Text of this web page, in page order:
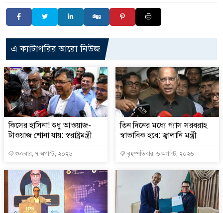
এ ক্যাটাগরির আরো নিউজ
কিসের হাসিনা! শুধু আওয়াজ-
টাওয়াজ শোনা যায়: স্বরাষ্ট্রমন্ত্রী
শুক্রবার, ৭ অগাস্ট, ২০২৬
তিন দিনের মধ্যে গ্যাস সরবরাহ
স্বাভাবিক হবে: জ্বালানি মন্ত্রী
বৃহস্পতিবার, ৬ অগাস্ট, ২০২৬